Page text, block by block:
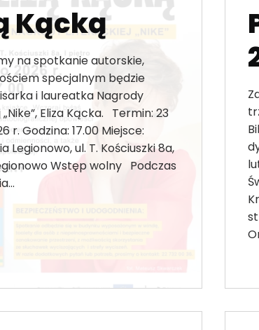
Kącką
na spotkanie autorskie,
specjalnym będzie
i laureatka Nagrody
Eliza Kącka. Termin: 23
r. Godzina: 17.00 Miejsce:
Legionowo, ul. T. Kościuszki 8a,
Wstęp wolny Podczas